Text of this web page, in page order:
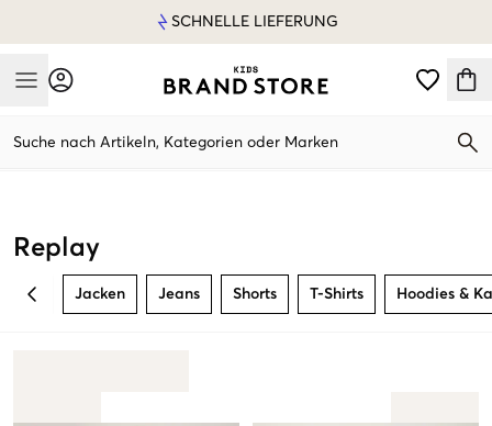
SCHNELLE LIEFERUNG
Mobile Menu
Suche nach Artikeln, Kategorien oder Marken
Replay
BACK Jacken Jeans Shorts T-Shirts Hoodies &